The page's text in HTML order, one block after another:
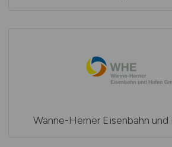
Wanne-Herner Eisenbahn